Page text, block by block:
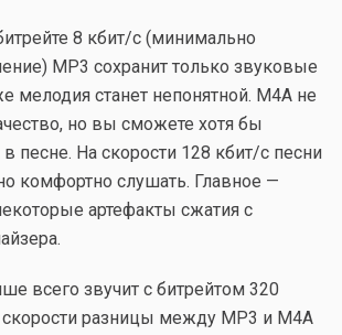
8 кбит/с (минимально
МР3 сохранит только звуковые
мелодия станет непонятной. М4А не
но вы сможете хотя бы
в песне. На скорости 128 кбит/с песни
комфортно слушать. Главное —
артефакты сжатия с
всего звучит с битрейтом 320
скорости разницы между МР3 и М4А